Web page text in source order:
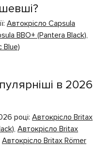
Автокрісло Сapsula
BBO+ (Pantera Black),
Blue)
в 2026
році: Автокрісло Britax
, Автокрісло Britax
Автокрісло Britax Römer